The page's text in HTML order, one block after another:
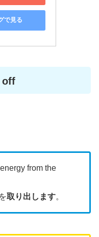
で見る
off
from the
取り出します。